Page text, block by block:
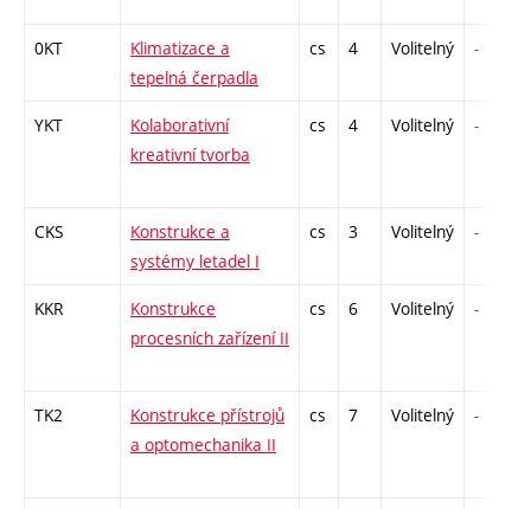
0KT
Klimatizace a
tepelná čerpadla
cs 4 Volitelný -
YKT
Kolaborativní
kreativní tvorba
cs 4 Volitelný -
CKS
Konstrukce a
systémy letadel I
cs 3 Volitelný -
KKR
Konstrukce
procesních zařízení II
cs 6 Volitelný -
TK2
Konstrukce přístrojů
a optomechanika II
cs 7 Volitelný -